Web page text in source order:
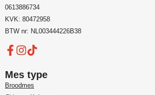
0613886734
KVK: 80472958
BTW nr: NL003444226B38
Mes type
Broodmes